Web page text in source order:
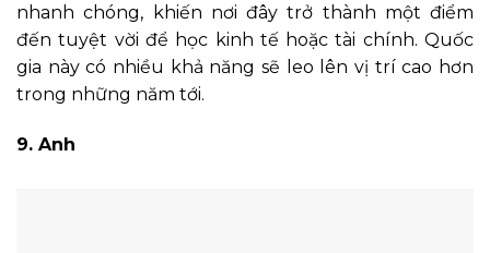
nhanh chóng, khiến nơi đây trở thành một điểm
đến tuyệt vời để học kinh tế hoặc tài chính. Quốc
gia này có nhiều khả năng sẽ leo lên vị trí cao hơn
trong những năm tới.
9. Anh